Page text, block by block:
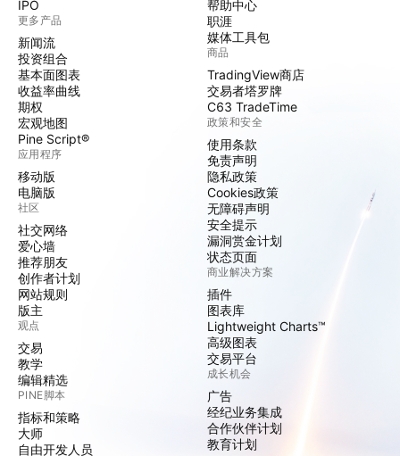
IPO
更多产品
新闻流
投资组合
基本面图表
收益率曲线
期权
宏观地图
Pine Script®
应用程序
移动版
电脑版
社区
社交网络
爱心墙
推荐朋友
创作者计划
网站规则
版主
观点
交易
教学
编辑精选
PINE脚本
指标和策略
大师
自由开发人员
帮助中心
职涯
媒体工具包
商品
TradingView商店
交易者塔罗牌
C63 TradeTime
政策和安全
使用条款
免责声明
隐私政策
Cookies政策
无障碍声明
安全提示
漏洞赏金计划
状态页面
商业解决方案
插件
图表库
Lightweight Charts™
高级图表
交易平台
成长机会
广告
经纪业务集成
合作伙伴计划
教育计划